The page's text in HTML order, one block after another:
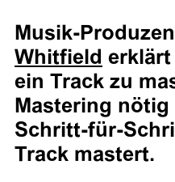
Musik-
Whitfield erklärt
ein Track zu
Mastering
Schritt-für-
Track mastert.